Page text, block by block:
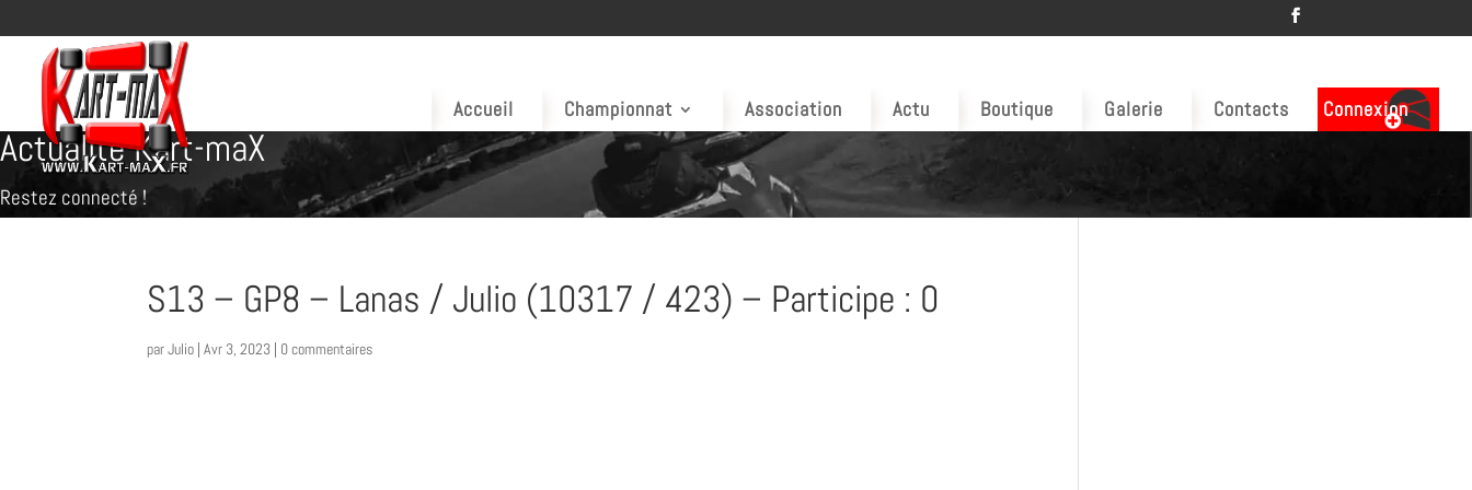
Accueil Championnat Association Actu Boutique Galerie Contacts Connexion
Actualité Kart-maX
Restez connecté !
S13 – GP8 – Lanas / Julio (10317 / 423) – Participe : 0
parJulio |Avr 3, 2023 | 0 commentaires